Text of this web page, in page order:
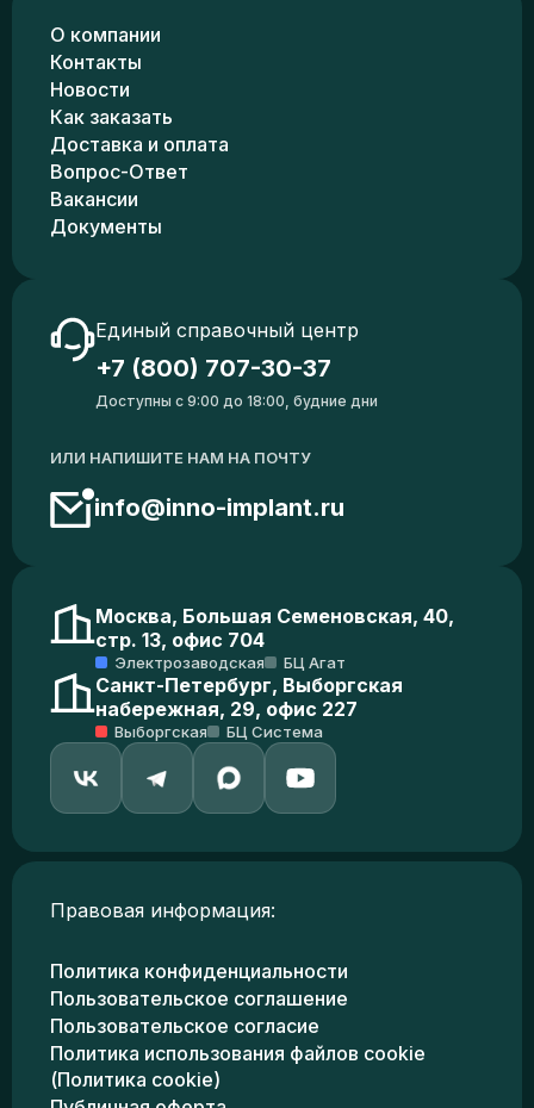
О компании
Контакты
Новости
Как заказать
Доставка и оплата
Вопрос-Ответ
Вакансии
Документы
Единый справочный центр
+7 (800) 707-30-37
Доступны с 9:00 до 18:00, будние дни
ИЛИ НАПИШИТЕ НАМ НА ПОЧТУ
info@inno-implant.ru
Москва, Большая Семеновская, 40,
стр. 13, офис 704
Электрозаводская БЦ Агат
Санкт-Петербург, Выборгская
набережная, 29, офис 227
Выборгская БЦ Система
Правовая информация:
Политика конфиденциальности
Пользовательское соглашение
Пользовательское согласие
Политика использования файлов cookie
(Политика cookie)